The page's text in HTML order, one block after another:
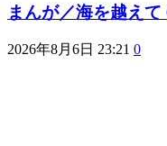
まんが／海を越えて
2026年8月6日 23:21 0